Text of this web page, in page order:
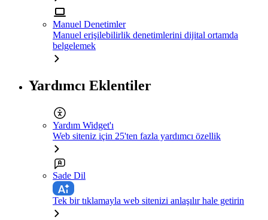
Manuel Denetimler
Manuel erişilebilirlik denetimlerini dijital ortamda
belgelemek
Yardımcı Eklentiler
Yardım Widget'ı
Web siteniz için 25'ten fazla yardımcı özellik
Sade Dil
Tek bir tıklamayla web sitenizi anlaşılır hale getirin